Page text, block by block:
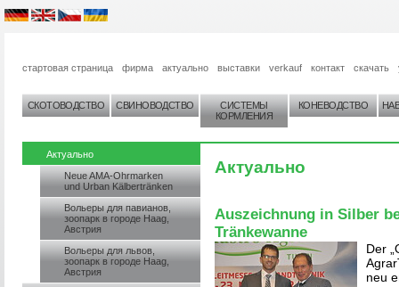
стартовая страница фирма актуально выставки verkauf контакт скачать
СКОТОВОДСТВО СВИНОВОДСТВО
СИСТЕМЫ
КОРМЛЕНИЯ
КОНЕВОДСТВО
Aктуально
Neue AMA-Ohrmarken
und Urban Kälbertränken
Вольеры для павианов,
зоопарк в городе Haag,
Австрия
Вольеры для львов,
зоопарк в городе Haag,
Австрия
Aктуально
Auszeichnung in Silber
Tränkewanne
Der
neu